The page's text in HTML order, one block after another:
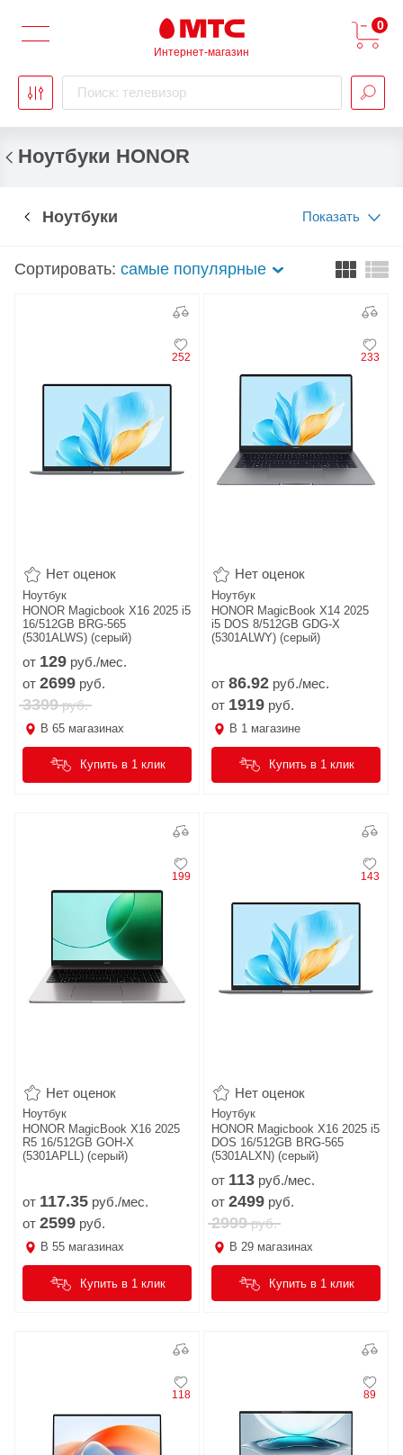
Интернет-магазин
Поиск: телевизор
0
Ноутбуки HONOR
Ноутбуки Показать
Сортировать: самые популярные
252
Нет оценок
Ноутбук
HONOR Magicbook X16 2025 i5
16/512GB BRG-565
(5301ALWS) (серый)
от 129 руб./мес.
от 2699 руб.
3399руб.
В 65 магазинах
Купить в 1 клик
233
Нет оценок
Ноутбук
HONOR MagicBook X14 2025
i5 DOS 8/512GB GDG-X
(5301ALWY) (серый)
от 86.92 руб./мес.
от 1919 руб.
В 1 магазине
Купить в 1 клик
199
Нет оценок
Ноутбук
HONOR MagicBook X16 2025
R5 16/512GB GOH-X
(5301APLL) (серый)
от 117.35 руб./мес.
от 2599 руб.
В 55 магазинах
Купить в 1 клик
143
Нет оценок
Ноутбук
HONOR Magicbook X16 2025 i5
DOS 16/512GB BRG-565
(5301ALXN) (серый)
от 113 руб./мес.
от 2499 руб.
2999руб.
В 29 магазинах
Купить в 1 клик
118 89